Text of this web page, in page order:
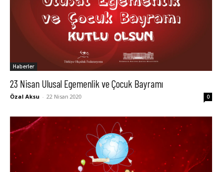
Haberler
23 Nisan Ulusal Egemenlik ve Çocuk Bayramı
Özal Aksu - 22 Nisan 2020 0